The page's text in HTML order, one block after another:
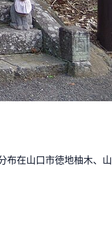
在山口市徳地柚木、